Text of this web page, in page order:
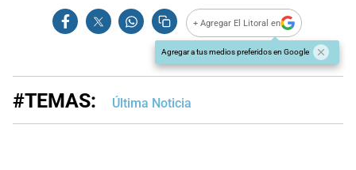
+ Agregar El Litoral en
Agregar a tus medios preferidos en Google
#TEMAS: Última Noticia